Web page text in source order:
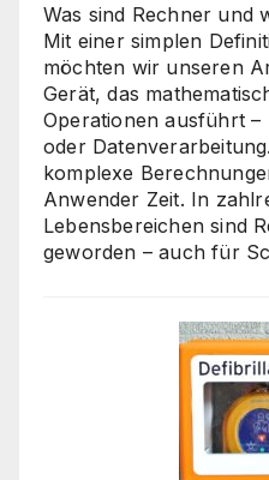
Was sind Rechner und
Mit einer simplen
möchten wir unseren
Gerät, das
Operationen ausführt
oder
komplexe
Anwender Zeit. In
Lebensbereichen sind
geworden – auch für